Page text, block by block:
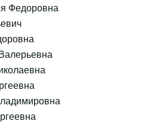
Федоровна